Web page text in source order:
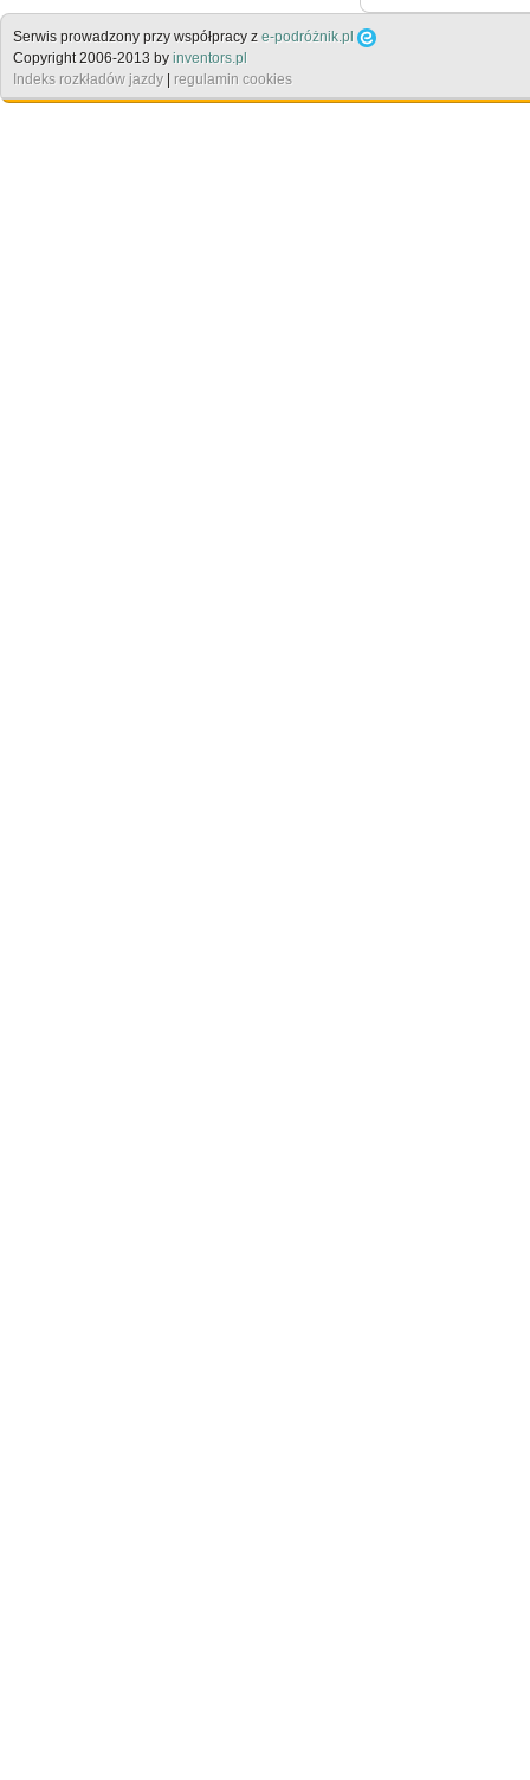
Serwis prowadzony przy współpracy z e-podróżnik.pl
Copyright 2006-2013 by inventors.pl
Indeks rozkładów jazdy | regulamin cookies